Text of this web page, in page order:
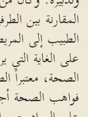
المقارنة بين
الطبيب إلى
على الغاية
الصحة، معتبراً
فواهب الصحة